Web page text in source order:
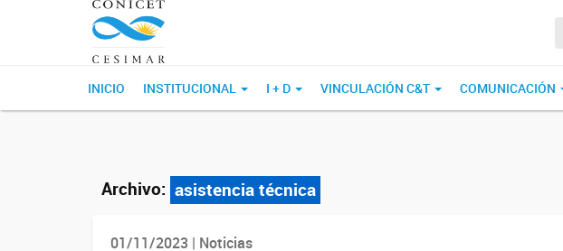
INICIO INSTITUCIONAL I + D VINCULACIÓN C&T COMUNICACIÓN
Archivo: asistencia técnica
01/11/2023 | Noticias